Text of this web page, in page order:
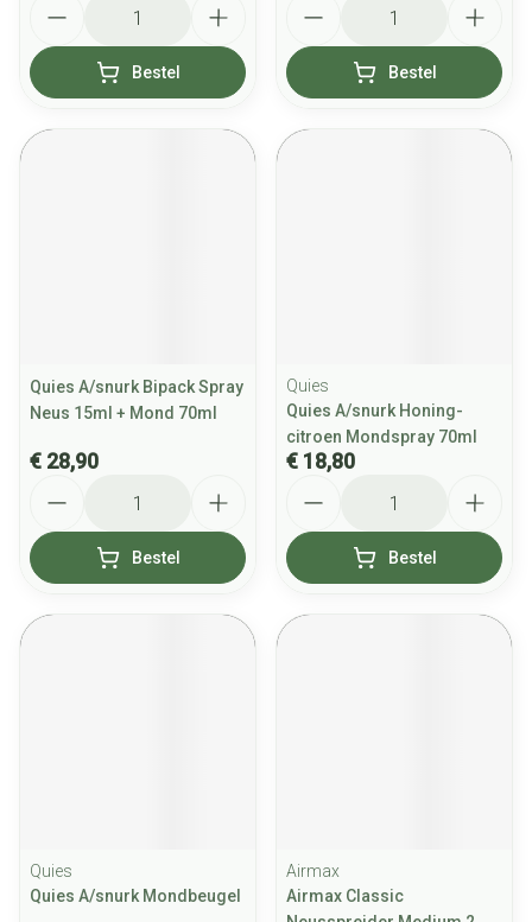
Bestel Bestel
Quies A/snurk Bipack Spray
Neus 15ml + Mond 70ml
€ 28,90
Bestel
Quies
Quies A/snurk Honing-
citroen Mondspray 70ml
€ 18,80
Bestel
Quies
Quies A/snurk Mondbeugel
Airmax
Airmax Classic